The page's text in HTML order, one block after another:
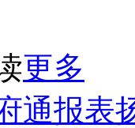
更多
通报表